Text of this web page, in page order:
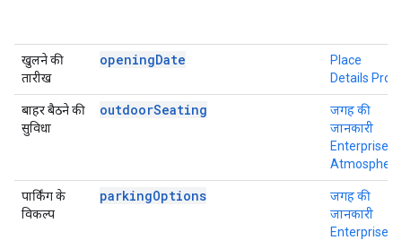
खुलने की
तारीख
openingDate
Place
Details Pro
बाहर बैठने की
सुविधा
outdoorSeating
जगह की
जानकारी
Enterprise +
Atmosphere
पार्किंग के
विकल्प
parkingOptions
जगह की
जानकारी
Enterprise +